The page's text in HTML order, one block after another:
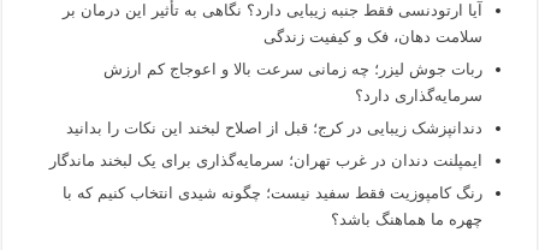
آیا ارتودنسی فقط جنبه زیبایی دارد؟ نگاهی به تأثیر این درمان بر
سلامت دهان، فک و کیفیت زندگی
ربات جوش لیزر؛ چه زمانی سرعت بالا و اعوجاج کم ارزش
سرمایه‌گذاری دارد؟
دندانپزشک زیبایی در کرج؛ قبل از اصلاح لبخند این نکات را بدانید
ایمپلنت دندان در غرب تهران؛ سرمایه‌گذاری برای یک لبخند ماندگار
رنگ کامپوزیت فقط سفید نیست؛ چگونه شیدی انتخاب کنیم که با
چهره ما هماهنگ باشد؟